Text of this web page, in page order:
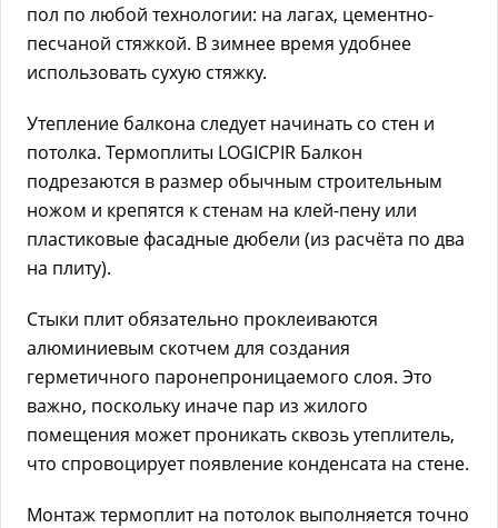
пол по любой технологии: на лагах, цементно-
песчаной стяжкой. В зимнее время удобнее
использовать сухую стяжку.
Утепление балкона следует начинать со стен и
потолка. Термоплиты LOGICPIR Балкон
подрезаются в размер обычным строительным
ножом и крепятся к стенам на клей-пену или
пластиковые фасадные дюбели (из расчёта по два
на плиту).
Стыки плит обязательно проклеиваются
алюминиевым скотчем для создания
герметичного паронепроницаемого слоя. Это
важно, поскольку иначе пар из жилого
помещения может проникать сквозь утеплитель,
что спровоцирует появление конденсата на стене.
Монтаж термоплит на потолок выполняется точно